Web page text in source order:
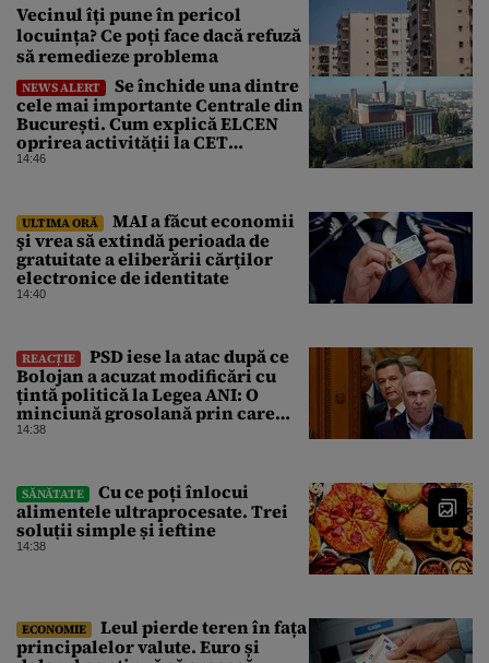
Vecinul îți pune în pericol
locuința? Ce poți face dacă refuză
să remedieze problema
NEWS ALERT
Se închide una dintre
cele mai importante Centrale din
București. Cum explică ELCEN
oprirea activității la CET
Grozăvești
14:46
ULTIMA ORĂ
MAI a făcut economii
şi vrea să extindă perioada de
gratuitate a eliberării cărţilor
electronice de identitate
14:40
REACȚIE
PSD iese la atac după ce
Bolojan a acuzat modificări cu
țintă politică la Legea ANI: O
minciună grosolană prin care
încearcă să acopere culpa PNL-
14:38
SĂNĂTATE
Cu ce poți înlocui
alimentele ultraprocesate. Trei
soluții simple și ieftine
14:38
ECONOMIE
Leul pierde teren în fața
principalelor valute. Euro și